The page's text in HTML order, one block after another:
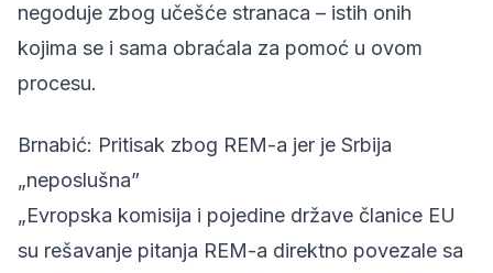
negoduje zbog učešće stranaca – istih onih
kojima se i sama obraćala za pomoć u ovom
procesu.
Brnabić: Pritisak zbog REM-a jer je Srbija
„neposlušna”
„Evropska komisija i pojedine države članice EU
su rešavanje pitanja REM-a direktno povezale sa